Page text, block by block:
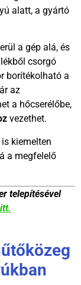
alatt, a gyártó
a gép alá, és
csorgó
borítékolható a
az
a hőcserélőbe,
vezethet.
kiemelten
a megfelelő
telepítésével